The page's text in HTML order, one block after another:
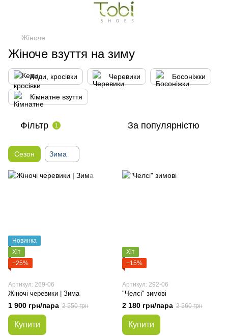
Жіноче
Жіноче взуття на зиму
Кеди, кросівки Черевики Босоніжки
Кімнатне взуття
Фільтр 1 За популярністю
Сезон Зима
Новинка
Хіт
−25%
Артикул: 269-06
Жіночі черевики | Зима
1 900 грн/пара 2 550 грн
Купити
Хіт
−15%
Артикул: 292-06
"Челсі" зимові
2 180 грн/пара 2 560 грн
Купити